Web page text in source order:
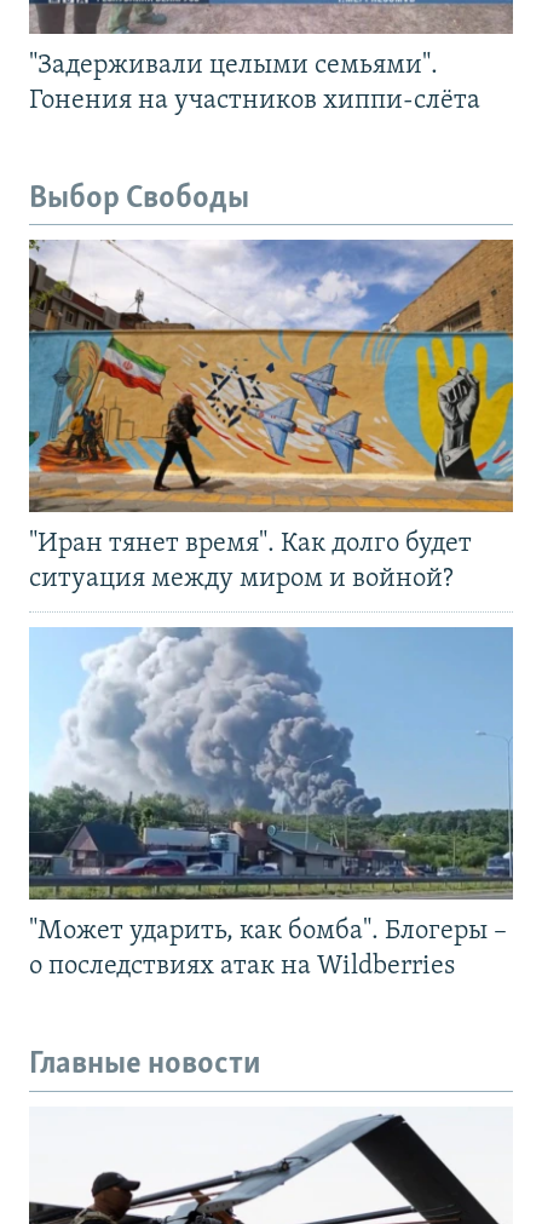
"Задерживали целыми семьями".
Гонения на участников хиппи-слёта
Выбор Свободы
"Иран тянет время". Как долго будет
ситуация между миром и войной?
"Может ударить, как бомба". Блогеры –
о последствиях атак на Wildberries
Главные новости